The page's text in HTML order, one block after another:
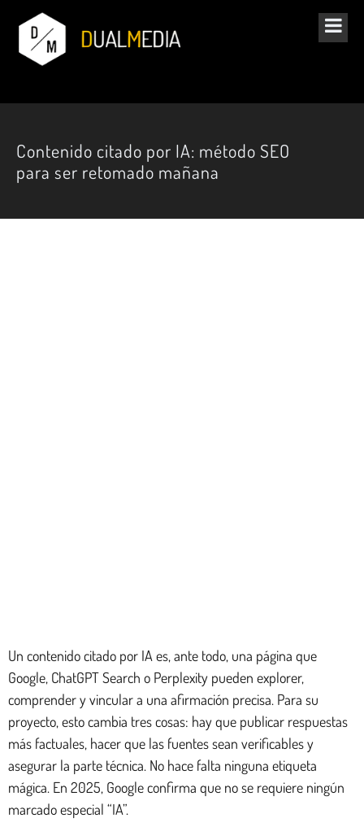
Contenido citado por IA: método SEO
para ser retomado mañana
Un contenido citado por IA es, ante todo, una página que
Google, ChatGPT Search o Perplexity pueden explorer,
comprender y vincular a una afirmación precisa. Para su
proyecto, esto cambia tres cosas: hay que publicar respuestas
más factuales, hacer que las fuentes sean verificables y
asegurar la parte técnica. No hace falta ninguna etiqueta
mágica. En 2025, Google confirma que no se requiere ningún
marcado especial “IA”.